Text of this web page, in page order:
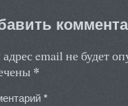
email не будет
*
*